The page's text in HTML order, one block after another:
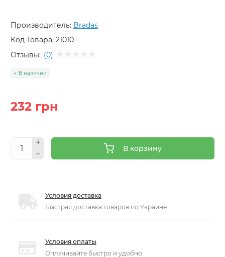
Производитель: Bradas
Код Товара: 21010
Отзывы: (0)
В наличии
232 грн
В корзину
Условия доставка
Быстрая доставка товаров по Украине
Условия оплаты
Оплачивайте быстро и удобно